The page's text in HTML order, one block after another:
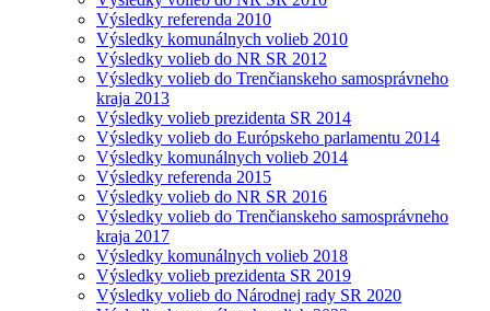
Výsledky referenda 2010
Výsledky komunálnych volieb 2010
Výsledky volieb do NR SR 2012
Výsledky volieb do Trenčianskeho samosprávneho
kraja 2013
Výsledky volieb prezidenta SR 2014
Výsledky volieb do Európskeho parlamentu 2014
Výsledky komunálnych volieb 2014
Výsledky referenda 2015
Výsledky volieb do NR SR 2016
Výsledky volieb do Trenčianskeho samosprávneho
kraja 2017
Výsledky komunálnych volieb 2018
Výsledky volieb prezidenta SR 2019
Výsledky volieb do Národnej rady SR 2020